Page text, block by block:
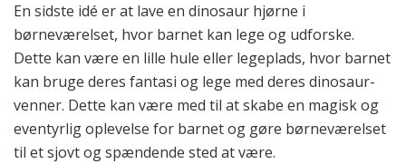
En sidste idé er at lave en dinosaur hjørne i
børneværelset, hvor barnet kan lege og udforske.
Dette kan være en lille hule eller legeplads, hvor barnet
kan bruge deres fantasi og lege med deres dinosaur-
venner. Dette kan være med til at skabe en magisk og
eventyrlig oplevelse for barnet og gøre børneværelset
til et sjovt og spændende sted at være.